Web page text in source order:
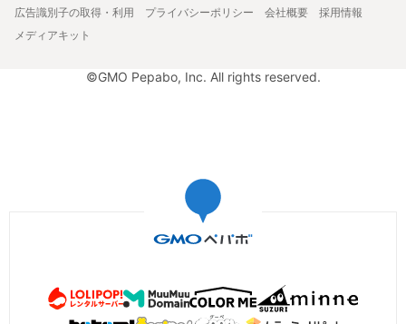
広告識別子の取得・利用
プライバシーポリシー 会社概要
採用情報
メディアキット
©GMO Pepabo, Inc. All rights reserved.